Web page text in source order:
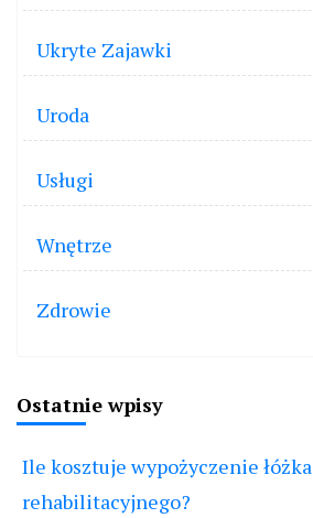
Ukryte Zajawki
Uroda
Usługi
Wnętrze
Zdrowie
Ostatnie wpisy
Ile kosztuje wypożyczenie łóżka
rehabilitacyjnego?